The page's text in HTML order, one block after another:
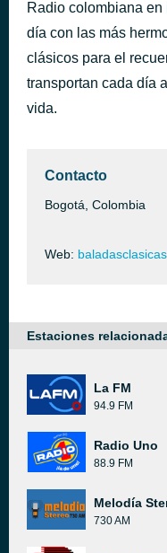
Te busco
Chabuco
Radio colombiana
día con las más
clásicos para el
transportan cada día
vida.
Contacto
Bogotá, Colombia
Web:
Estaciones
La FM
94.9 FM
Radio Uno
88.9 FM
Melodía
730 AM